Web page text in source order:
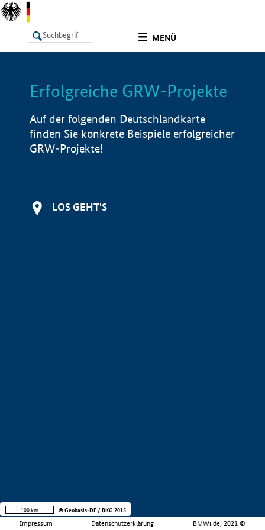
MENÜ
LISTE Info
Erfolgreiche GRW-Projekte
Auf der folgenden Deutschlandkarte
finden Sie konkrete Beispiele erfolgreicher
GRW-Projekte!
LOS GEHT'S
Impressum Datenschutzerklärung BMWi.de, 2021 ©
100 km © Geobasis-DE / BKG 2015